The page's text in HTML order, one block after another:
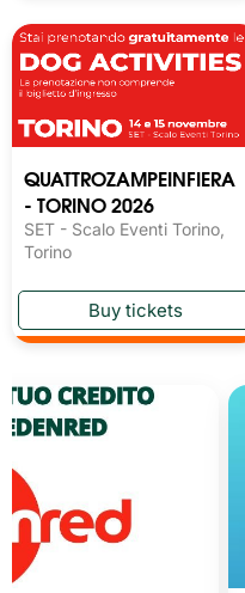
QUATTROZAMPEINFIERA
- TORINO 2026
SET - Scalo Eventi Torino,
Torino